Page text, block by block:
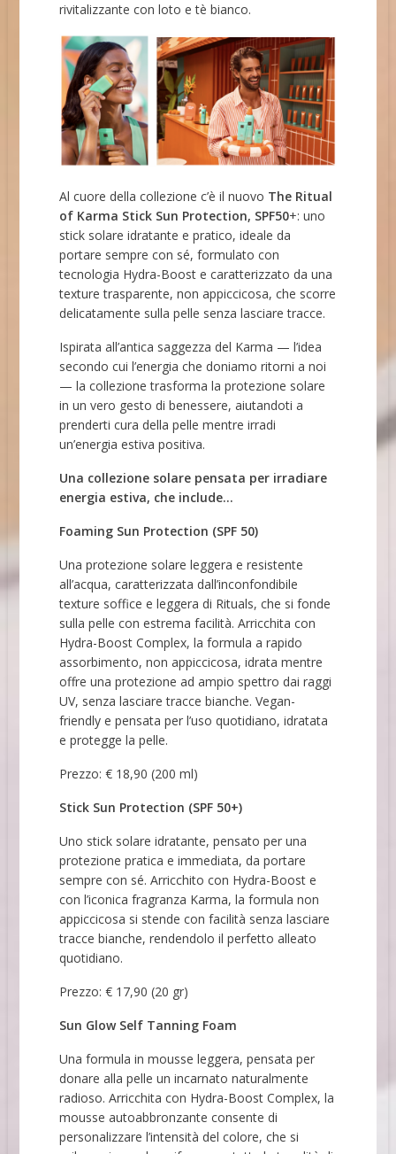
rivitalizzante con loto e tè bianco.
Al cuore della collezione c’è il nuovo The Ritual
of Karma Stick Sun Protection, SPF50+: uno
stick solare idratante e pratico, ideale da
portare sempre con sé, formulato con
tecnologia Hydra-Boost e caratterizzato da una
texture trasparente, non appiccicosa, che scorre
delicatamente sulla pelle senza lasciare tracce.
Ispirata all’antica saggezza del Karma — l’idea
secondo cui l’energia che doniamo ritorni a noi
— la collezione trasforma la protezione solare
in un vero gesto di benessere, aiutandoti a
prenderti cura della pelle mentre irradi
un’energia estiva positiva.
Una collezione solare pensata per irradiare
energia estiva, che include…
Foaming Sun Protection (SPF 50)
Una protezione solare leggera e resistente
all’acqua, caratterizzata dall’inconfondibile
texture soffice e leggera di Rituals, che si fonde
sulla pelle con estrema facilità. Arricchita con
Hydra-Boost Complex, la formula a rapido
assorbimento, non appiccicosa, idrata mentre
offre una protezione ad ampio spettro dai raggi
UV, senza lasciare tracce bianche. Vegan-
friendly e pensata per l’uso quotidiano, idratata
e protegge la pelle.
Prezzo: € 18,90 (200 ml)
Stick Sun Protection (SPF 50+)
Uno stick solare idratante, pensato per una
protezione pratica e immediata, da portare
sempre con sé. Arricchito con Hydra-Boost e
con l’iconica fragranza Karma, la formula non
appiccicosa si stende con facilità senza lasciare
tracce bianche, rendendolo il perfetto alleato
quotidiano.
Prezzo: € 17,90 (20 gr)
Sun Glow Self Tanning Foam
Una formula in mousse leggera, pensata per
donare alla pelle un incarnato naturalmente
radioso. Arricchita con Hydra-Boost Complex, la
mousse autoabbronzante consente di
personalizzare l’intensità del colore, che si